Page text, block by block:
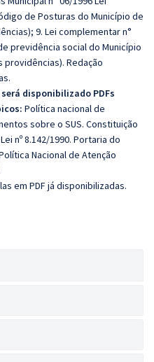
de Posturas do Município de
9. Lei complementar n°
previdência social do Município
providências). Redação
disponibilizado PDFs
Política nacional de
sobre o SUS. Constituição
nº 8.142/1990. Portaria do
Nacional de Atenção
em PDF já disponibilizadas.